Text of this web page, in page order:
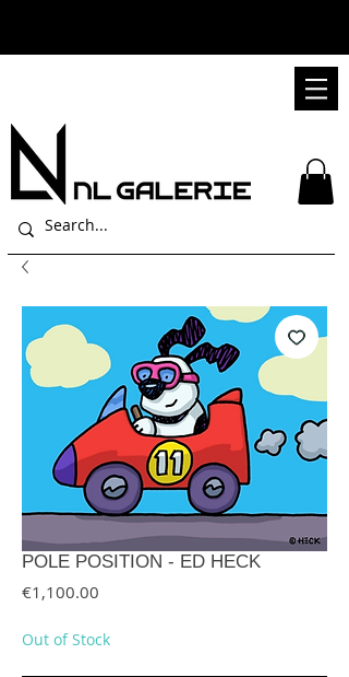
POLE POSITION - ED HECK
€1,100.00
Out of Stock